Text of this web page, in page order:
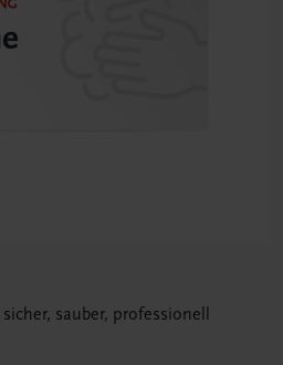
sauber, professionell